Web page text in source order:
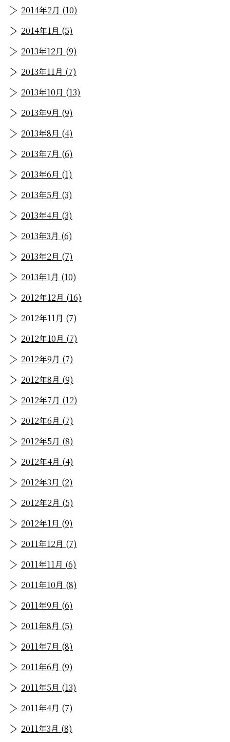
2014年2月 (10)
2014年1月 (5)
2013年12月 (9)
2013年11月 (7)
2013年10月 (13)
2013年9月 (9)
2013年8月 (4)
2013年7月 (6)
2013年6月 (1)
2013年5月 (3)
2013年4月 (3)
2013年3月 (6)
2013年2月 (7)
2013年1月 (10)
2012年12月 (16)
2012年11月 (7)
2012年10月 (7)
2012年9月 (7)
2012年8月 (9)
2012年7月 (12)
2012年6月 (7)
2012年5月 (8)
2012年4月 (4)
2012年3月 (2)
2012年2月 (5)
2012年1月 (9)
2011年12月 (7)
2011年11月 (6)
2011年10月 (8)
2011年9月 (6)
2011年8月 (5)
2011年7月 (8)
2011年6月 (9)
2011年5月 (13)
2011年4月 (7)
2011年3月 (8)